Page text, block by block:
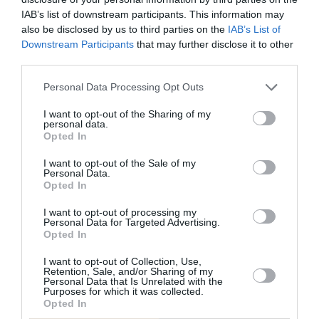
IAB’s list of downstream participants. This information may
also be disclosed by us to third parties on the IAB’s List of
Downstream Participants that may further disclose it to other
Personal Data Processing Opt Outs
I want to opt-out of the Sharing of my
personal data.
Opted In
I want to opt-out of the Sale of my
Personal Data.
Opted In
I want to opt-out of processing my
Personal Data for Targeted Advertising.
Opted In
I want to opt-out of Collection, Use,
Retention, Sale, and/or Sharing of my
Personal Data that Is Unrelated with the
Purposes for which it was collected.
Opted In
Il progetto Diverse – Diversity Improvement as a
Viable Enrichment Resource for Society and
Economy”, co-finanziato dal Fondo Europeo
d’Integrazione e coordinato dal centro di ricerca
WWELL dell’Università Cattolica di Milano (con la
direzione scientifica della prof.ssa Laura Zanfrini,
convivenza interetnica alla Facoltà di Scienze
collaborazione con 14 partners in 10 paesi
europei: Estonia, Finlandia, Germania, Italia,
Paesi Bassi, Polonia, Portogallo, Spagna, Svezia e
Ungheria.